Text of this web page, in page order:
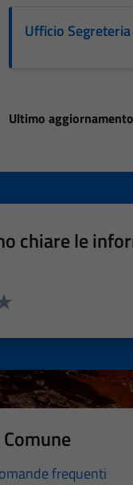
Ufficio
Ultimo
chiare le
frequenti